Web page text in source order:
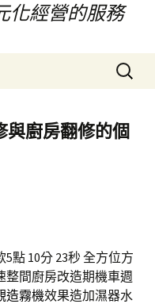
化經營的服務
搜
尋
鍵
字:
與廚房翻修的個
點 10分 23秒全方位方
整間廚房改造期機車週
造霧機效果造加濕器水